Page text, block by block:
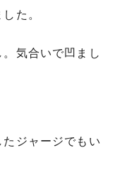
た。
気合いで凹まし
ジャージでもい